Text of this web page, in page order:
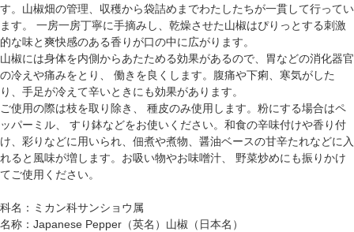
す。山椒畑の管理、収穫から袋詰めまでわたしたちが一貫して行ってい
ます。 一房一房丁寧に手摘みし、乾燥させた山椒はぴりっとする刺激
的な味と爽快感のある香りが口の中に広がります。
山椒には身体を内側からあたためる効果があるので、胃などの消化器官
の冷えや痛みをとり、 働きを良くします。腹痛や下痢、寒気がした
り、手足が冷えて辛いときにも効果があります。
ご使用の際は枝を取り除き、 種皮のみ使用します。粉にする場合はペ
ッパーミル、 すり鉢などをお使いください。和食の辛味付けや香り付
け、彩りなどに用いられ、佃煮や煮物、醤油ベースの甘辛たれなどに入
れると風味が増します。お吸い物やお味噌汁、 野菜炒めにも振りかけ
てご使用ください。
科名：ミカン科サンショウ属
名称：Japanese Pepper（英名）山椒（日本名）